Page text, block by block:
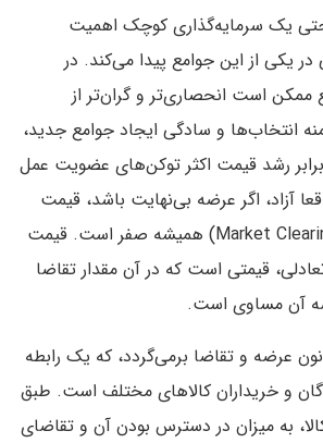
یک سرمایه‌گذاری کوچک اهمیت
یکی از این جوامع پیدا می‌کند. در
ممکن است انحصاری‌تر و گران‌تر از
انتخاب‌ها و سادگی ایجاد جوامع جدید،
رشد قیمت اکثر توکن‌های عضویت عمل
آزاد، اگر عرضه بی‌نهایت باشد، قیمت
تسویه بازار (Market Clearing Price) همیشه صفر است. قیمت
قیمتی است که در آن مقدار تقاضا
آن مساوی است.
عرضه و تقاضا برمی‌گردد، که یک رابطه
و خریداران کالاهای مختلف است. طبق
به میزان در دسترس بودن آن و تقاضای